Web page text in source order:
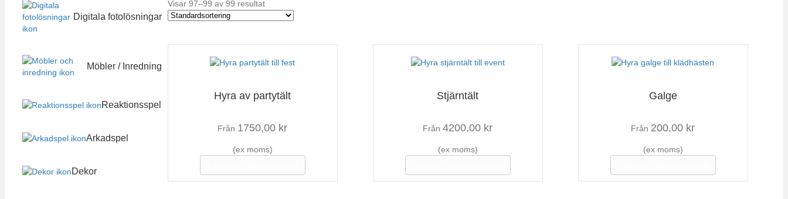
Digitala fotolösningar
Möbler / Inredning
Reaktionsspel
Arkadspel
Dekor
Visar 97–99 av 99 resultat
Hyra av partytält
Från 1750,00 kr
(ex moms)
Stjärntält
Från4200,00 kr
(ex moms)
Galge
Från 200,00 kr
(ex moms)